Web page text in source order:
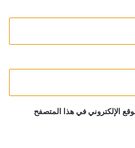
الإلكتروني في هذا المتصفح